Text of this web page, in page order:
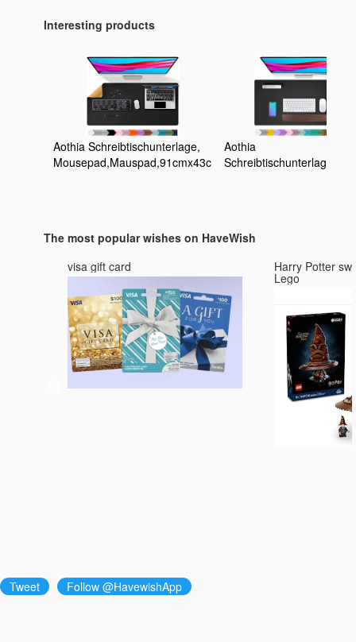
Interesting products
Aothia Schreibtischunterlage,
Mousepad,Mauspad,91cmx43cm,doppelseitige
Zuhause(schwarz)
Aothia
Schreibtischunterlage,PU-
Büro und Zuhause(91cm
The most popular wishes on HaveWish
visa gift card
Harry Potter
Lego
Tweet Follow @HavewishApp